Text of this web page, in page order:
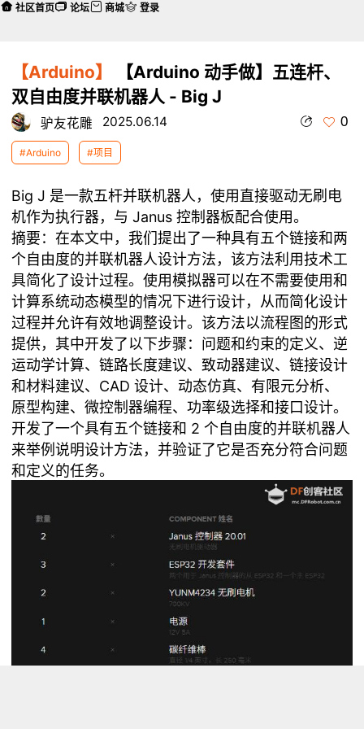
【Arduino】
【Arduino 动手做】五连杆、
双自由度并联机器人 - Big J
驴友花雕 2025.06.14 0
#Arduino #项目
Big J 是一款五杆并联机器人，使用直接驱动无刷电
机作为执行器，与 Janus 控制器板配合使用。
摘要：在本文中，我们提出了一种具有五个链接和两
个自由度的并联机器人设计方法，该方法利用技术工
具简化了设计过程。使用模拟器可以在不需要使用和
计算系统动态模型的情况下进行设计，从而简化设计
过程并允许有效地调整设计。该方法以流程图的形式
提供，其中开发了以下步骤：问题和约束的定义、逆
运动学计算、链路长度建议、致动器建议、链接设计
和材料建议、CAD 设计、动态仿真、有限元分析、
原型构建、微控制器编程、功率级选择和接口设计。
开发了一个具有五个链接和 2 个自由度的并联机器人
来举例说明设计方法，并验证了它是否充分符合问题
和定义的任务。
社区首页 论坛 商城 登录